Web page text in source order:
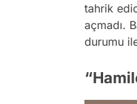
tahrik
açmadı.
durumu